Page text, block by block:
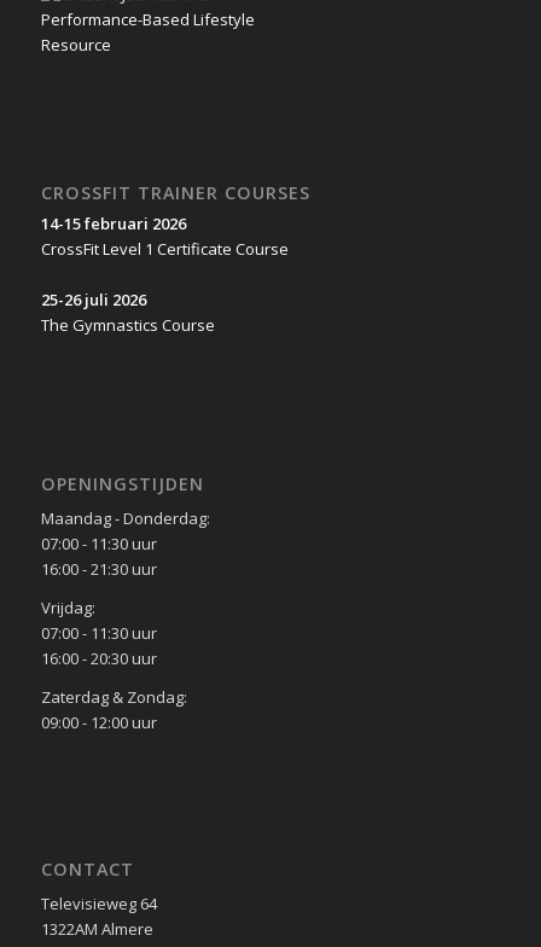
CROSSFIT TRAINER COURSES
14-15 februari 2026
CrossFit Level 1 Certificate Course
25-26 juli 2026
The Gymnastics Course
OPENINGSTIJDEN
Maandag - Donderdag:
07:00 - 11:30 uur
16:00 - 21:30 uur
Vrijdag:
07:00 - 11:30 uur
16:00 - 20:30 uur
Zaterdag & Zondag:
09:00 - 12:00 uur
CONTACT
Televisieweg 64
1322AM Almere